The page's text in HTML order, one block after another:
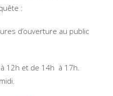
:
d’ouverture au public
12h et de 14h à 17h.